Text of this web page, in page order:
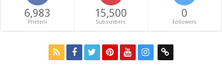
6,983
Prieteni
15,500
Subscribers
0
Followers